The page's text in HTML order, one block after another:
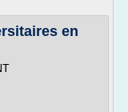
en